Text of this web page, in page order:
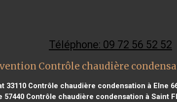
Téléphone: 09 72 56 52 52
Contrôle chaudière
33110Contrôle chaudière condensation à Elne
57440 Contrôle chaudière condensation à Saint